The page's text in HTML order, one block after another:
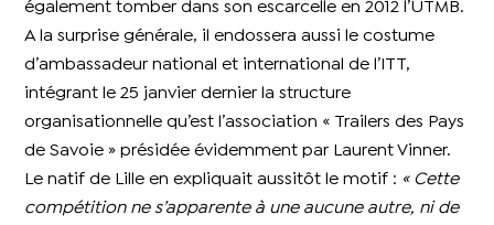
également tomber dans son escarcelle en 2012 l’UTMB.
A la surprise générale, il endossera aussi le costume
d’ambassadeur national et international de l’ITT,
intégrant le 25 janvier dernier la structure
organisationnelle qu’est l’association « Trailers des Pays
de Savoie » présidée évidemment par Laurent Vinner.
Le natif de Lille en expliquait aussitôt le motif : « Cette
compétition ne s’apparente à une aucune autre, ni de